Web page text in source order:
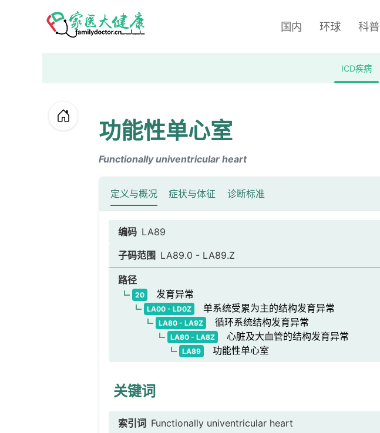
国内 环球 科普
ICD疾病
功能性单心室
Functionally univentricular heart
定义与概况 症状与体征 诊断标准
编码 LA89
子码范围 LA89.0 - LA89.Z
路径
20 发育异常
LA00 - LD0Z 单系统受累为主的结构发育异常
LA80 - LA9Z 循环系统结构发育异常
LA80 - LA8Z 心脏及大血管的结构发育异常
LA89 功能性单心室
关键词
索引词 Functionally univentricular heart